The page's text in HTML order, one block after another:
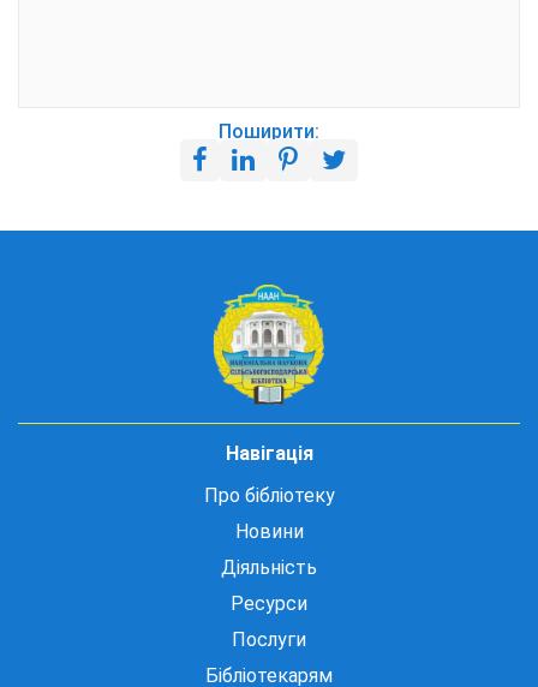
Поширити:
Навігація
Про бібліотеку
Новини
Діяльність
Ресурси
Послуги
Бібліотекарям